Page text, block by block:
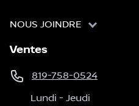
NOUS JOINDRE
Ventes
819-758-0524
Lundi -Jeudi